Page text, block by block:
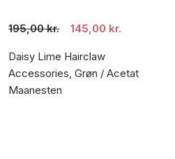
195,00 kr. 145,00 kr.
Daisy Lime Hairclaw
Accessories, Grøn / Acetat
Maanesten